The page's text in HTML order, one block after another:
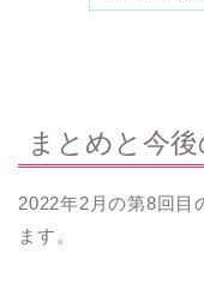
まとめと今
2022年2月の第8回目
ます。